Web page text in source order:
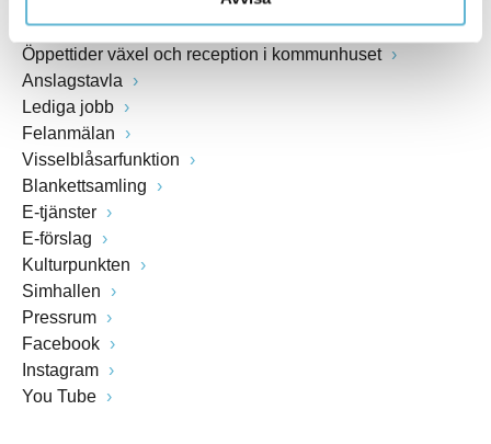
Öppettider växel och reception i kommunhuset
Anslagstavla
Lediga jobb
Felanmälan
Visselblåsarfunktion
Blankettsamling
E-tjänster
E-förslag
Kulturpunkten
Simhallen
Pressrum
Facebook
Instagram
You Tube